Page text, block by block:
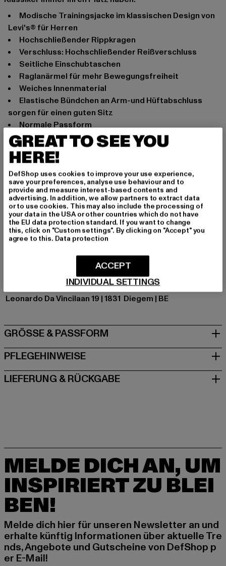
Modische Trainingsjacke im klassischen Design von
Levi's® für Herren
Hochschließender Rippkragen
Verschluss: Hochschließender Reißverschluss
Seitliche Einschubtaschen
Raglanärmel für mehr Bewegungsfreiheit
Weiches Innenmaterial
Elastische Bündchen an Arm-und Hüftabschluss
sorgen für einen guten Sitz
Normale Passform
Anlass: Alltag
Ausschnitt: Stehkragen
Ärmelart: Langarm
Verschlussarten: Reißverschluss
Marke: Levis
Kat.: Übergangsjacken
Farbe: blau
Hersteller Farbe: medieval blue
Materialzusammensetzung: 81% Baumwolle, 11%
Hersteller: Levi Strauss & Co. BV |privacy@levi.com
Leonardo Da Vincilaan 19 | 1831 Diegem | BE
GRÖSSE & PASSFORM
PFLEGEHINWEISE
LIEFERUNG & RÜCKGABE
MELDE DICH AN, UM
INSPIRIERT ZU BLEI
BEN!
Melde dich hier für unseren Newsletter an und
erhalte künftig Informationen über aktuelle Tre
nds, Angebote und Gutscheine von DefShop p
er E-Mail!
GREAT TO SEE YOU
HERE!
DefShop uses cookies to improve your use experience,
save your preferences, analyse use behaviour and to
provide and measure interest-based contents and
advertising. In addition, we allow partners to extract data
or to use cookies. This may also include the processing of
your data in the USA or other countries which do not have
the EU data protection standard. If you want to change
this, click on "Custom settings". By clicking on "Accept" you
agree to this. Data protection
INDIVIDUAL SETTINGS
ACCEPT